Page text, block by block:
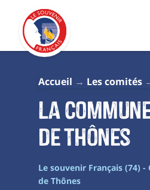
Accueil Les comités
La
de Thônes
Le souvenir Français (74) -
de Thônes